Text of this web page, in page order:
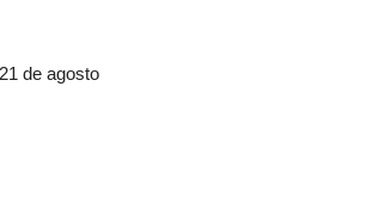
de agosto